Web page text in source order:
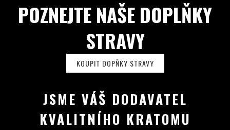
POZNEJTE NAŠE DOPLŇKY
STRAVY
KOUPIT DOPŇKY STRAVY
JSME VÁŠ DODAVATEL
KVALITNÍHO KRATOMU